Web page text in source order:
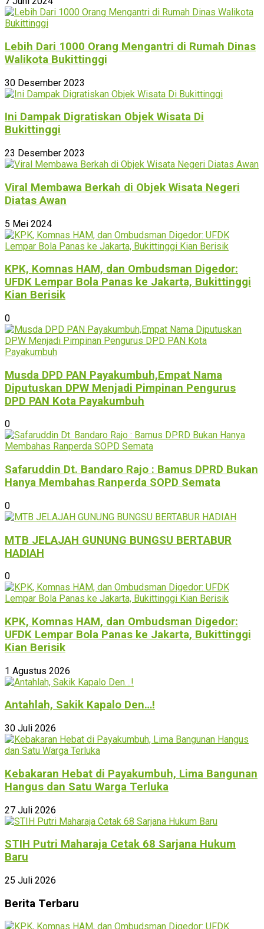
Lebih Dari 1000 Orang Mengantri di Rumah Dinas
Walikota Bukittinggi
30 Desember 2023
Ini Dampak Digratiskan Objek Wisata Di
Bukittinggi
23 Desember 2023
Viral Membawa Berkah di Objek Wisata Negeri
Diatas Awan
5 Mei 2024
KPK, Komnas HAM, dan Ombudsman Digedor:
UFDK Lempar Bola Panas ke Jakarta, Bukittinggi
Kian Berisik
0
Musda DPD PAN Payakumbuh,Empat Nama
Diputuskan DPW Menjadi Pimpinan Pengurus
DPD PAN Kota Payakumbuh
0
Safaruddin Dt. Bandaro Rajo : Bamus DPRD Bukan
Hanya Membahas Ranperda SOPD Semata
0
MTB JELAJAH GUNUNG BUNGSU BERTABUR
HADIAH
0
KPK, Komnas HAM, dan Ombudsman Digedor:
UFDK Lempar Bola Panas ke Jakarta, Bukittinggi
Kian Berisik
1 Agustus 2026
Antahlah, Sakik Kapalo Den…!
30 Juli 2026
Kebakaran Hebat di Payakumbuh, Lima Bangunan
Hangus dan Satu Warga Terluka
27 Juli 2026
STIH Putri Maharaja Cetak 68 Sarjana Hukum
Baru
25 Juli 2026
Berita Terbaru